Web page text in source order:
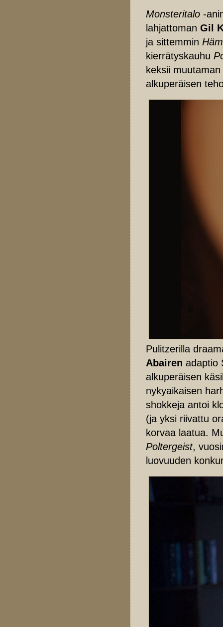
Monsteritalo -
lahjattoman Gil
ja sittemmin
kierrätyskauhu
keksii
alkuperäisen
Pulitzerilla
Abairen adaptio
alkuperäisen
nykyaikaisen
shokkeja antoi
(ja yksi riivattu
korvaa laatua.
Poltergeist,
luovuuden